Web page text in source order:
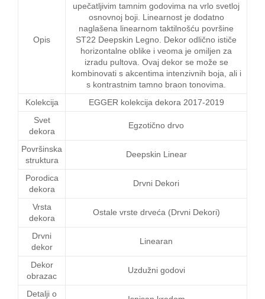
Opis
upečatljivim tamnim godovima na vrlo svetloj
osnovnoj boji. Linearnost je dodatno
naglašena linearnom taktilnošću površine
ST22 Deepskin Legno. Dekor odlično ističe
horizontalne oblike i veoma je omiljen za
izradu pultova. Ovaj dekor se može se
kombinovati s akcentima intenzivnih boja, ali i
s kontrastnim tamno braon tonovima.
Kolekcija
EGGER kolekcija dekora 2017-2019
Svet
dekora
Egzotično drvo
Površinska
struktura
Deepskin Linear
Porodica
dekora
Drvni Dekori
Vrsta
dekora
Ostale vrste drveća (Drvni Dekori)
Drvni
dekor
Linearan
Dekor
obrazac
Uzdužni godovi
Detalji o